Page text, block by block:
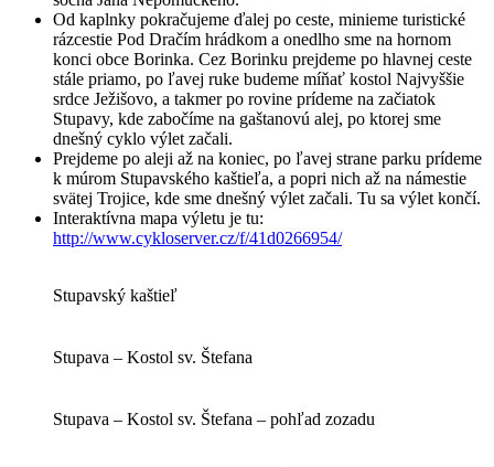
Od kaplnky pokračujeme ďalej po ceste, minieme turistické
rázcestie Pod Dračím hrádkom a onedlho sme na hornom
konci obce Borinka. Cez Borinku prejdeme po hlavnej ceste
stále priamo, po ľavej ruke budeme míňať kostol Najvyššie
srdce Ježišovo, a takmer po rovine prídeme na začiatok
Stupavy, kde zabočíme na gaštanovú alej, po ktorej sme
dnešný cyklo výlet začali.
Prejdeme po aleji až na koniec, po ľavej strane parku prídeme
k múrom Stupavského kaštieľa, a popri nich až na námestie
svätej Trojice, kde sme dnešný výlet začali. Tu sa výlet končí.
Interaktívna mapa výletu je tu:
http://www.cykloserver.cz/f/41d0266954/
Stupavský kaštieľ
Stupava – Kostol sv. Štefana
Stupava – Kostol sv. Štefana – pohľad zozadu